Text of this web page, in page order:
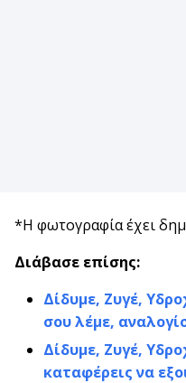
*Η φωτογραφία έχει
Διάβασε επίσης:
Δίδυμε, Ζυγέ,
σου λέμε,
Δίδυμε, Ζυγέ,
καταφέρεις να